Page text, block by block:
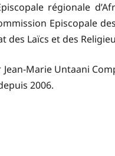
régionale
Episcopale
des Laïcs et des
Jean-Marie Untaani
2006.